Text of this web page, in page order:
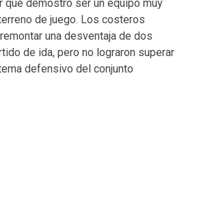
que demostró ser un equipo muy
de juego. Los costeros
una desventaja de dos
de ida, pero no lograron superar
defensivo del conjunto